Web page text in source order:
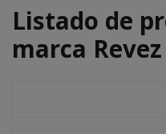
Listado de
marca Revez